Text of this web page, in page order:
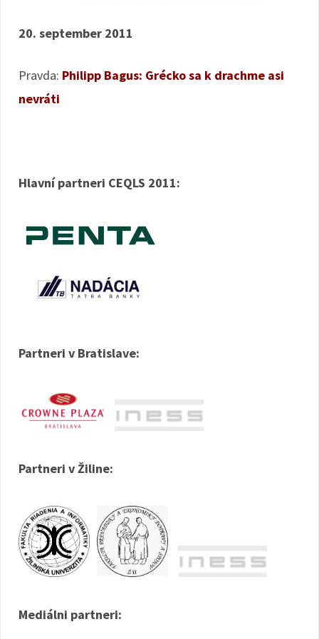
20. september 2011
Pravda: Philipp Bagus: Grécko sa k drachme asi
nevráti
Hlavní partneri CEQLS 2011:
Partneri v Bratislave:
Partneri v Žiline:
Mediálni partneri: